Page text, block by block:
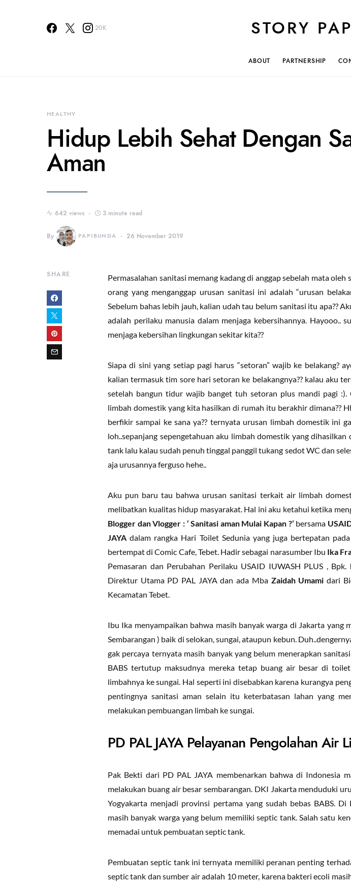
20K STORY
ABOUT PARTNERSHIP
HEALTHY
Hidup Lebih Sehat Dengan
Aman
642 views 3 minute read
By PAPIBUNDA 26 November 2019
SHARE
Permasalahan sanitasi memang kadang di anggap sebelah mata oleh
orang yang menganggap urusan sanitasi ini adalah “urusan
Sebelum bahas lebih jauh, kalian udah tau belum sanitasi itu apa??
adalah perilaku manusia dalam menjaga kebersihannya. Hayooo..
menjaga kebersihan lingkungan sekitar kita??
Siapa di sini yang setiap pagi harus “setoran” wajib ke belakang?
kalian termasuk tim sore hari setoran ke belakangnya?? kalau aku
setelah bangun tidur wajib banget tuh setoran plus mandi pagi :).
limbah domestik yang kita hasilkan di rumah itu berakhir dimana??
berfikir sampai ke sana ya?? ternyata urusan limbah domestik ini
loh..sepanjang sepengetahuan aku limbah domestik yang
tank lalu kalau sudah penuh tinggal panggil tukang sedot WC dan
aja urusannya ferguso hehe..
Aku pun baru tau bahwa urusan sanitasi terkait air limbah
melibatkan kualitas hidup masyarakat. Hal ini aku ketahui ketika
Blogger dan Vlogger : ‘ Sanitasi aman Mulai Kapan ?’ bersama
JAYA dalam rangka Hari Toilet Sedunia yang juga bertepatan
bertempat di Comic Cafe, Tebet. Hadir sebagai narasumber Ibu Ika
Pemasaran dan Perubahan Perilaku USAID IUWASH PLUS , Bpk.
Direktur Utama PD PAL JAYA dan ada Mba Zaidah Umami dari
Kecamatan Tebet.
Ibu Ika menyampaikan bahwa masih banyak warga di Jakarta yang
Sembarangan ) baik di selokan, sungai, ataupun kebun.
gak percaya ternyata masih banyak yang belum menerapkan
BABS tertutup maksudnya mereka tetap buang air besar di
limbahnya ke sungai. Hal seperti ini disebabkan karena kurangya
pentingnya sanitasi aman selain itu keterbatasan lahan yang
melakukan pembuangan limbah ke sungai.
PD PAL JAYA Pelayanan Pengolahan Air
Pak Bekti dari PD PAL JAYA membenarkan bahwa di Indonesia
melakukan buang air besar sembarangan. DKI Jakarta menduduki
Yogyakarta menjadi provinsi pertama yang sudah bebas BABS.
masih banyak warga yang belum memiliki septic tank. Salah satu
memadai untuk pembuatan septic tank.
Pembuatan septic tank ini ternyata memiliki peranan penting
septic tank dan sumber air adalah 10 meter, karena bakteri ecoli